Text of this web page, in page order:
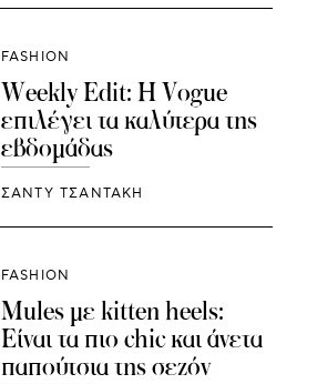
FASHION
Weekly Edit: Η Vogue
επιλέγει τα καλύτερα της
εβδομάδας
ΣΑΝΤΥ ΤΣΑΝΤΑΚΗ
FASHION
Mules με kitten heels:
Είναι τα πιο chic και άνετα
παπούτσια της σεζόν